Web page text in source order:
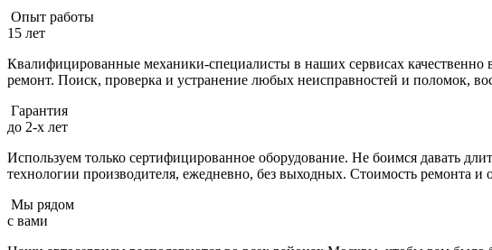
Опыт работы
15 лет
Квалифицированные механики-специалисты в наших сервисах
ремонт. Поиск, проверка и устранение любых неисправностей и поломок,
Гарантия
до 2-х лет
Используем только сертифицированное оборудование. Не боимся давать
технологии производителя, ежедневно, без выходных. Cтоимость ремонта
Мы рядом
с вами